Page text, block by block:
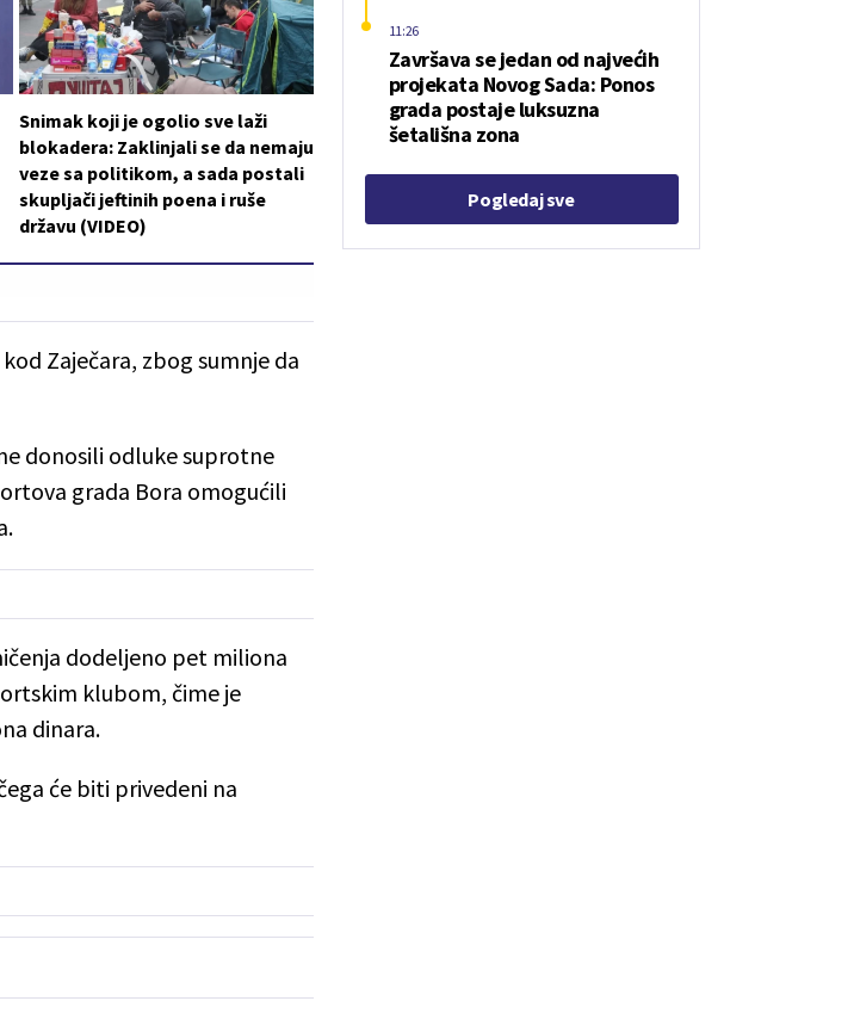
Snimak koji je ogolio sve laži
blokadera: Zaklinjali se da nemaju
veze sa politikom, a sada postali
skupljači jeftinih poena i ruše
državu (VIDEO)
Zaječara, zbog sumnje da
donosili odluke suprotne
grada Bora omogućili
dodeljeno pet miliona
klubom, čime je
dinara.
će biti privedeni na
Završava se jedan od najvećih
projekata Novog Sada: Ponos
grada postaje luksuzna
šetališna zona
11:26
Pogledaj sve